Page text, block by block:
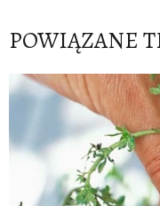
POWIĄZANE